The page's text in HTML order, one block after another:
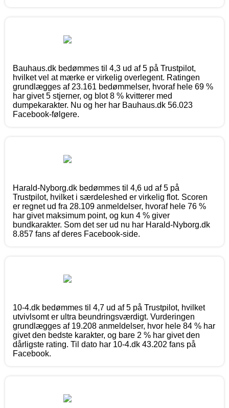
Bauhaus.dk bedømmes til 4,3 ud af 5 på Trustpilot,
hvilket vel at mærke er virkelig overlegent. Ratingen
grundlægges af 23.161 bedømmelser, hvoraf hele 69 %
har givet 5 stjerner, og blot 8 % kvitterer med
dumpekarakter. Nu og her har Bauhaus.dk 56.023
Facebook-følgere.
Harald-Nyborg.dk bedømmes til 4,6 ud af 5 på
Trustpilot, hvilket i særdeleshed er virkelig flot. Scoren
er regnet ud fra 28.109 anmeldelser, hvoraf hele 76 %
har givet maksimum point, og kun 4 % giver
bundkarakter. Som det ser ud nu har Harald-Nyborg.dk
8.857 fans af deres Facebook-side.
10-4.dk bedømmes til 4,7 ud af 5 på Trustpilot, hvilket
utvivlsomt er ultra beundringsværdigt. Vurderingen
grundlægges af 19.208 anmeldelser, hvor hele 84 % har
givet den bedste karakter, og bare 2 % har givet den
dårligste rating. Til dato har 10-4.dk 43.202 fans på
Facebook.